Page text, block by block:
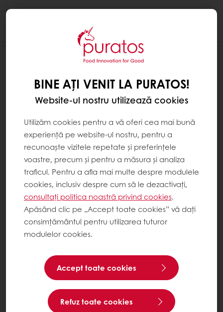
Deli Caramel
Bucket 5 kg
Contactează-ne
Ai nevoie de mai multe informații? Suntem bucuroși
să te ajutăm.
BINE AȚI VENIT LA PURATOS!
Website-ul nostru utilizează cookies
Utilizăm cookies pentru a vă oferi cea mai bună
experiență pe website-ul nostru, pentru a
recunoaște vizitele repetate și preferințele
voastre, precum și pentru a măsura și analiza
traficul. Pentru a afla mai multe despre modulele
cookies, inclusiv despre cum să le dezactivați,
consultați politica noastră privind cookies.
Apăsând clic pe „Accept toate cookies” vă dați
consimțământul pentru utilizarea tuturor
modulelor cookies.
Accept toate cookies
Refuz toate cookies